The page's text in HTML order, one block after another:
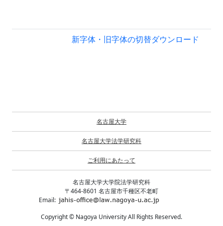
新字体・旧字体の切替ダウンロード
名古屋大学
名古屋大学法学研究科
ご利用にあたって
名古屋大学大学院法学研究科
〒464-8601 名古屋市千種区不老町
Email:
Copyright © Nagoya University All Rights Reserved.